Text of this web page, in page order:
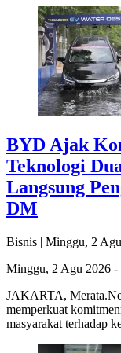
BYD Ajak
Teknologi
Langsung
DM
Bisnis | Minggu, 2
Minggu, 2 Agu 2026 -
JAKARTA,
memperkuat
masyarakat terhadap